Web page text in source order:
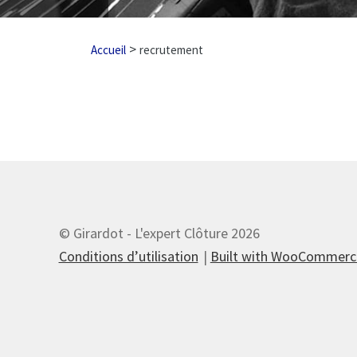
Accueil > recrutement
© Girardot - L'expert Clôture 2026
Conditions d’utilisation
Built with